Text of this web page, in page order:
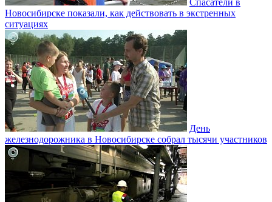
Новосибирске показали, как действовать в экстренных
ситуациях
День
железнодорожника в Новосибирске собрал тысячи участников